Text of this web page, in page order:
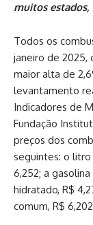
muitos estados,
Todos os
janeiro de 2025,
maior alta de
levantamento
Indicadores de
Fundação
preços dos
seguintes: o litro
6,252; a
hidratado, R$
comum, R$